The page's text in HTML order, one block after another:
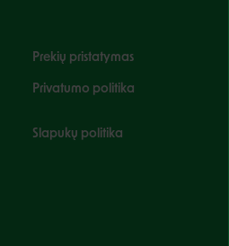
Prekių pristatymas
Privatumo politika
Slapukų politika